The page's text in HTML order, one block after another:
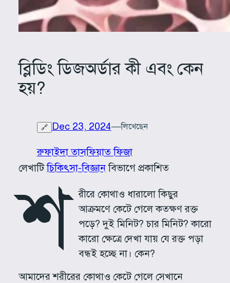
ব্লিডিং ডিজঅর্ডার কী এবং কেন
হয়?
🔗 Dec 23, 2024—লিখেছেন
রুফাইদা তাসফিয়াত ফিজা
লেখাটিচিকিৎসা-বিজ্ঞানবিভাগে প্রকাশিত
শ
রীরে কোথাও ধারালো কিছুর
আক্রমণে কেটে গেলে কতক্ষণ রক্ত
পড়ে? দুই মিনিট? চার মিনিট? কারো
কারো ক্ষেত্রে দেখা যায় যে রক্ত পড়া
বন্ধই হচ্ছে না। কেন?
আমাদের শরীরের কোথাও কেটে গেলে সেখানে